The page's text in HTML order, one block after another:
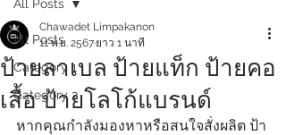
All Posts
Category 1
Category 2
All Posts
ป้ายลาเบล ป้ายแท็ก ป้ายคอ
เสื้อ ป้ายโลโก้แบรนด์
Chawadet Limpakanon
11 พ.ย. 2567 ยาว 1 นาที
หากคุณกำลังมองหาหรือสนใจสั่งผลิต ป้า